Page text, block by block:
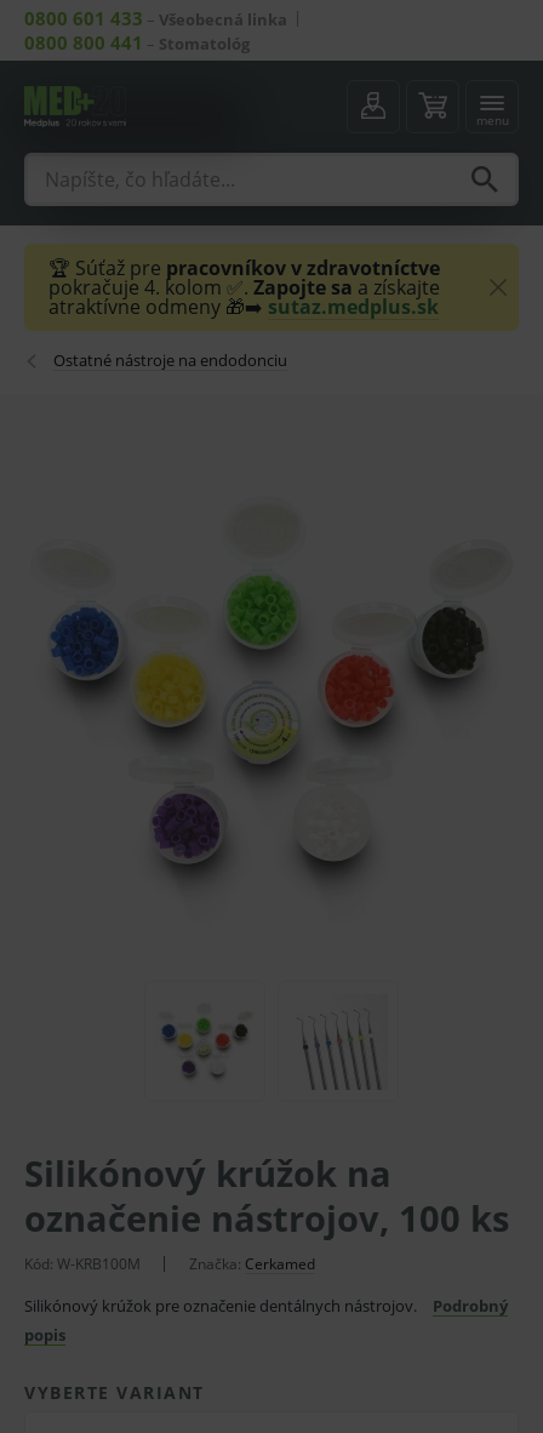
0800 601 433 – Všeobecná linka
0800 800 441 – Stomatológ
menu
🏆 Súťaž pre pracovníkov v zdravotníctve
pokračuje 4. kolom ✅. Zapojte sa a získajte
atraktívne odmeny 🎁➡️ sutaz.medplus.sk
Ostatné nástroje na endodonciu
Silikónový krúžok na
označenie nástrojov, 100 ks
Kód: W-KRB100M Značka: Cerkamed
Silikónový krúžok pre označenie dentálnych nástrojov.
Podrobný
popis
VYBERTE VARIANT